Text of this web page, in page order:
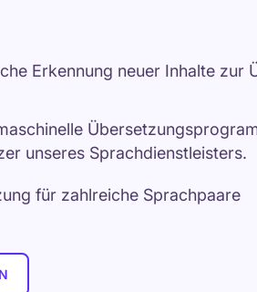
Erkennung neuer Inhalte zur
unseres Sprachdienstleisters.
für zahlreiche Sprachpaare